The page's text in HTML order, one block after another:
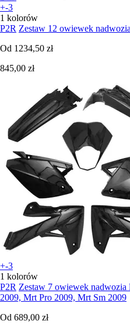
+-3
1 kolorów
P2R Zestaw 12 owiewek
Od 1234,50 zł
845,00 zł
+-3
1 kolorów
P2R Zestaw 7 owiewek
2009, Mrt Pro 2009, Mrt Sm 2009
Od 689,00 zł